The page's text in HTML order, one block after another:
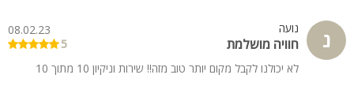
נ נועה
חוויה מושלמת
08.02.23
5
לא יכולנו לקבל מקום יותר טוב מזה!! שירות וניקיון 10 מתוך 10